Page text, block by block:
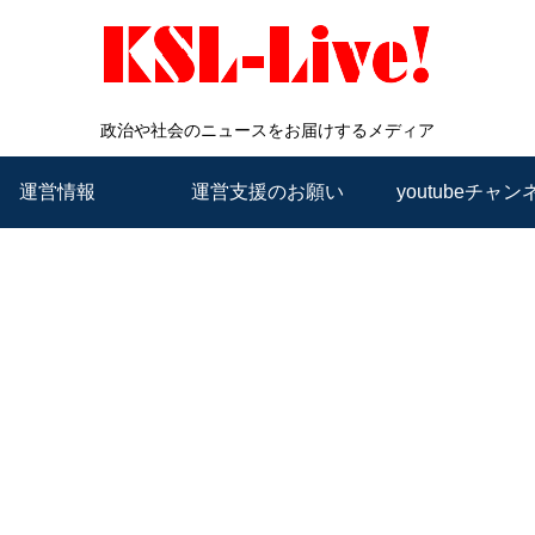
政治や社会のニュースをお届けするメディア
運営情報 運営支援のお願い youtubeチャン